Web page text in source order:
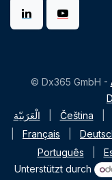
© Dx365 GmbH -
الْعَرَبيّة
Čeština
Français
Português
Unterstützt durch